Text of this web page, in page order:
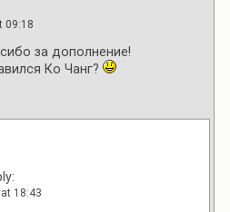
09:18
за дополнение!
Ко Чанг?
18:43